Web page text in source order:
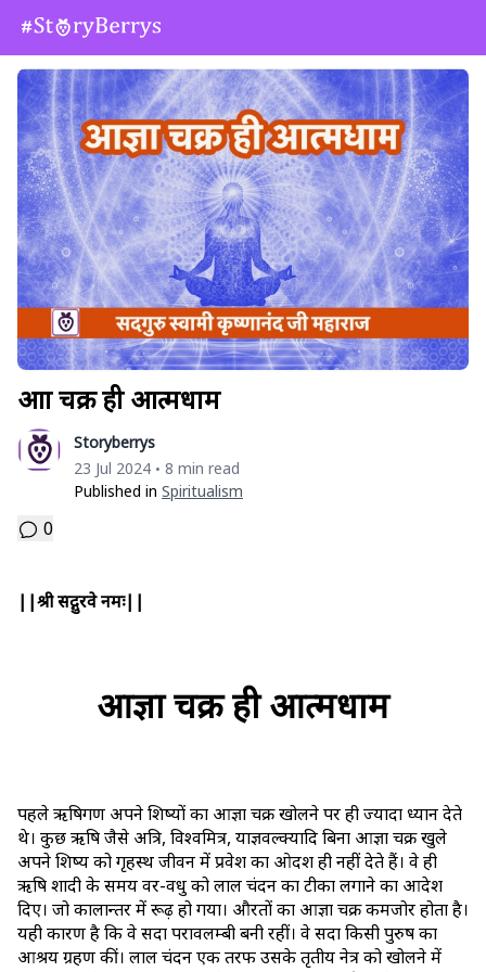
आज्ञा चक्र ही आत्मधाम
Storyberrys
23 Jul 2024 • 8 min read
Published in Spiritualism
0
||श्री सद्गुरवे नमः||
आज्ञा चक्र ही आत्मधाम
पहले ऋषिगण अपने शिष्यों का आज्ञा चक्र खोलने पर ही ज्यादा ध्यान देते
थे। कुछ ऋषि जैसे अत्रि, विश्वमित्र, याज्ञवल्क्यादि बिना आज्ञा चक्र खुले
अपने शिष्य को गृहस्थ जीवन में प्रवेश का ओदश ही नहीं देते हैं। वे ही
ऋषि शादी के समय वर-वधु को लाल चंदन का टीका लगाने का आदेश
दिए। जो कालान्तर में रूढ़ हो गया। औरतों का आज्ञा चक्र कमजोर होता है।
यही कारण है कि वे सदा परावलम्बी बनी रहीं। वे सदा किसी पुरुष का
आश्रय ग्रहण कीं। लाल चंदन एक तरफ उसके तृतीय नेत्र को खोलने में